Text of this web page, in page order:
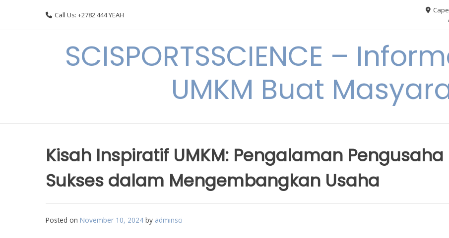
Call Us: +2782 444 YEAH
SCISPORTSSCIENCE –
UMKM Buat
Kisah Inspiratif UMKM: Pengalaman Pengusaha
Sukses dalam Mengembangkan Usaha
Posted on November 10, 2024 by adminsci